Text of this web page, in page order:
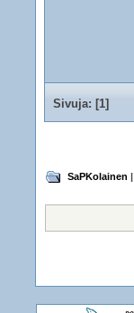
Sivuja: [1]
SaPKolainen |